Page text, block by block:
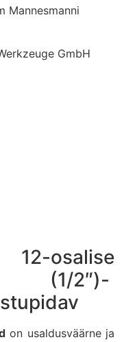
Mannesmanni
GmbH
12-osalise
(1/2″)-
on usaldusväärne ja